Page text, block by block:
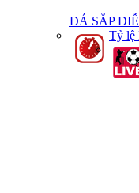
ĐÁ SẮP
Tỷ lệ